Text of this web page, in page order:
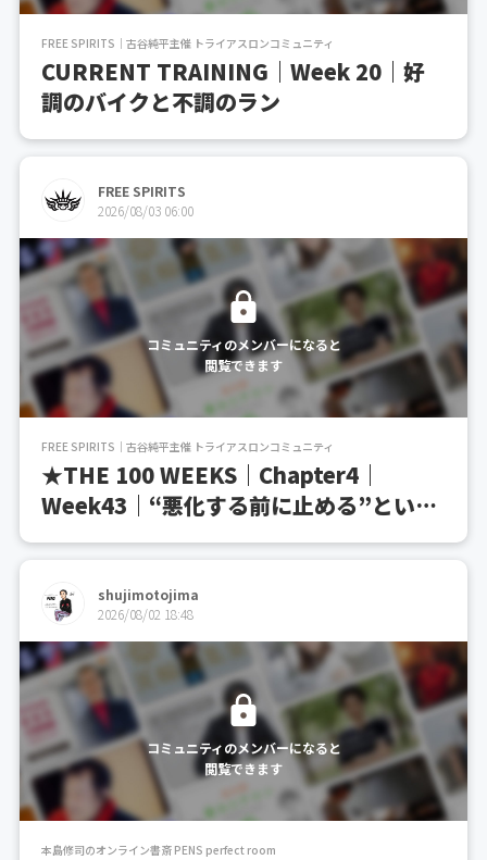
FREE SPIRITS｜古谷純平主催 トライアスロンコミュニティ
CURRENT TRAINING｜Week 20｜好
調のバイクと不調のラン
FREE SPIRITS
2026/08/03 06:00
コミュニティのメンバーになると
閲覧できます
FREE SPIRITS｜古谷純平主催 トライアスロンコミュニティ
★THE 100 WEEKS｜Chapter4｜
Week43｜“悪化する前に止める”という
成長
shujimotojima
2026/08/02 18:48
コミュニティのメンバーになると
閲覧できます
本島修司のオンライン書斎 PENS perfect room